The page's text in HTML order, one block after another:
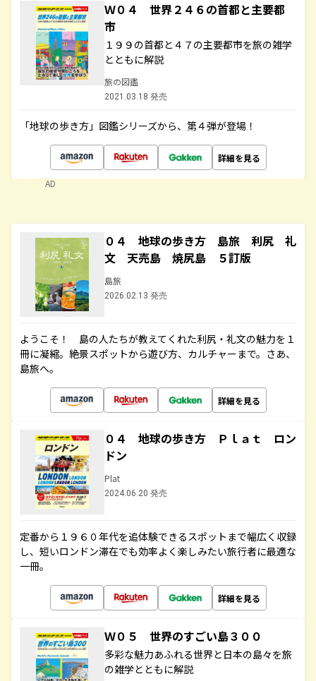
Ｗ０４ 世界２４６の首都と主要都
市
１９９の首都と４７の主要都市を旅の雑学
とともに解説
旅の図鑑
2021.03.18 発売
「地球の歩き方」図鑑シリーズから、第４弾が登場！
詳細を見る
AD
０４ 地球の歩き方 島旅 利尻 礼
文 天売島 焼尻島 ５訂版
島旅
2026.02.13 発売
ようこそ！ 島の人たちが教えてくれた利尻・礼文の魅力を１
冊に凝縮。絶景スポットから遊び方、カルチャーまで。さあ、
島旅へ。
詳細を見る
０４ 地球の歩き方 Ｐｌａｔ ロン
ドン
Plat
2024.06.20 発売
定番から１９６０年代を追体験できるスポットまで幅広く収録
し、短いロンドン滞在でも効率よく楽しみたい旅行者に最適な
一冊。
詳細を見る
Ｗ０５ 世界のすごい島３００
多彩な魅力あふれる世界と日本の島々を旅
の雑学とともに解説